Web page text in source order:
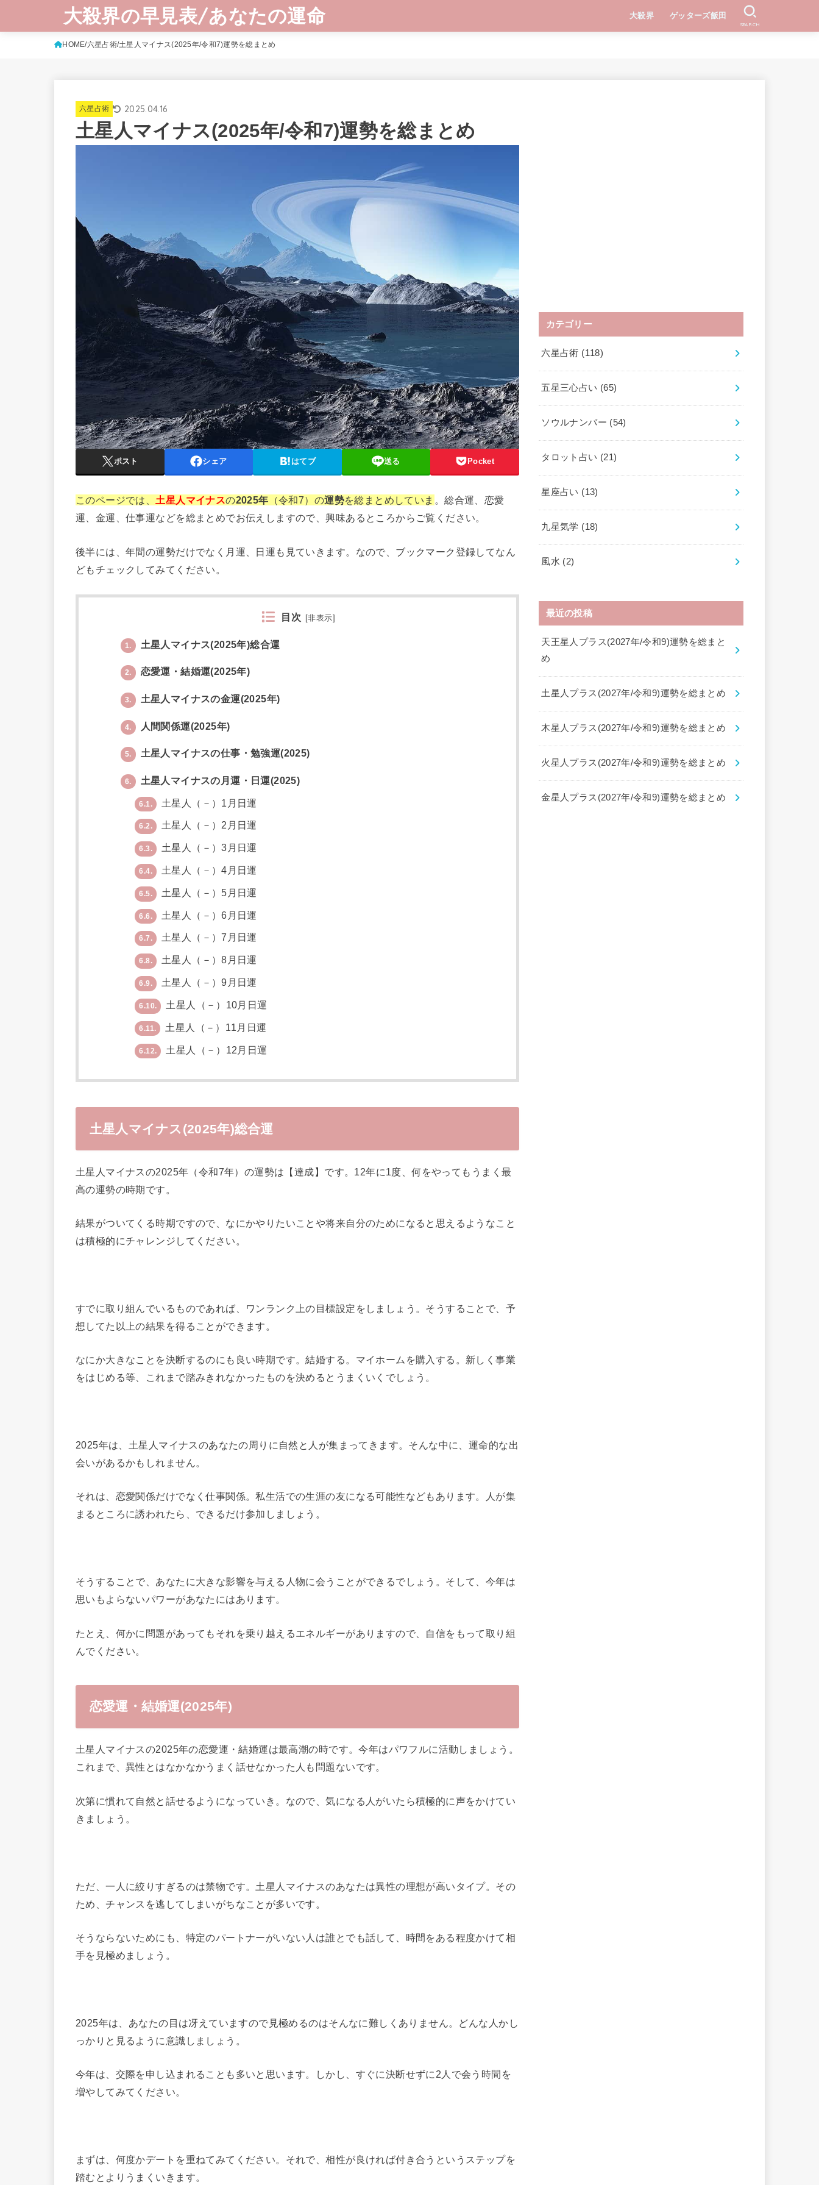
大殺界の早見表/あなたの運命 大殺界 ゲッターズ飯田
SEARCH
HOME 六星占術 土星人マイナス(2025年/令和7)運勢を総まとめ
六星占術 2025.04.16
土星人マイナス(2025年/令和7)運勢を総まとめ
ポスト シェア はてブ 送る Pocket
このページでは、 土星人マイナスの2025年 （令和7）の運勢を総まとめしていま 。総合運、恋愛
運、金運、仕事運などを総まとめでお伝えしますので、興味あるところからご覧ください。
後半には、年間の運勢だけでなく月運、日運も見ていきます。なので、ブックマーク登録してなん
どもチェックしてみてください。
目次 [非表示
1. 土星人マイナス(2025年)総合運
2. 恋愛運・結婚運(2025年)
3. 土星人マイナスの金運(2025年)
4. 人間関係運(2025年)
5. 土星人マイナスの仕事・勉強運(2025)
6. 土星人マイナスの月運・日運(2025)
6.1. 土星人（－）1月日運
6.2. 土星人（－）2月日運
6.3. 土星人（－）3月日運
6.4. 土星人（－）4月日運
6.5. 土星人（－）5月日運
6.6. 土星人（－）6月日運
6.7. 土星人（－）7月日運
6.8. 土星人（－）8月日運
6.9. 土星人（－）9月日運
6.10. 土星人（－）10月日運
6.11. 土星人（－）11月日運
6.12. 土星人（－）12月日運
土星人マイナス(2025年)総合運
土星人マイナスの2025年（令和7年）の運勢は【達成】です。12年に1度、何をやってもうまく最
高の運勢の時期です。
結果がついてくる時期ですので、なにかやりたいことや将来自分のためになると思えるようなこと
は積極的にチャレンジしてください。
すでに取り組んでいるものであれば、ワンランク上の目標設定をしましょう。そうすることで、予
想してた以上の結果を得ることができます。
なにか大きなことを決断するのにも良い時期です。結婚する。マイホームを購入する。新しく事業
をはじめる等、これまで踏みきれなかったものを決めるとうまくいくでしょう。
2025年は、土星人マイナスのあなたの周りに自然と人が集まってきます。そんな中に、運命的な出
会いがあるかもしれません。
それは、恋愛関係だけでなく仕事関係。私生活での生涯の友になる可能性などもあります。人が集
まるところに誘われたら、できるだけ参加しましょう。
そうすることで、あなたに大きな影響を与える人物に会うことができるでしょう。そして、今年は
思いもよらないパワーがあなたにはあります。
たとえ、何かに問題があってもそれを乗り越えるエネルギーがありますので、自信をもって取り組
んでください。
恋愛運・結婚運(2025年)
土星人マイナスの2025年の恋愛運・結婚運は最高潮の時です。今年はパワフルに活動しましょう。
これまで、異性とはなかなかうまく話せなかった人も問題ないです。
次第に慣れて自然と話せるようになっていき。なので、気になる人がいたら積極的に声をかけてい
きましょう。
ただ、一人に絞りすぎるのは禁物です。土星人マイナスのあなたは異性の理想が高いタイプ。その
ため、チャンスを逃してしまいがちなことが多いです。
そうならないためにも、特定のパートナーがいない人は誰とでも話して、時間をある程度かけて相
手を見極めましょう。
2025年は、あなたの目は冴えていますので見極めるのはそんなに難しくありません。どんな人かし
っかりと見るように意識しましょう。
今年は、交際を申し込まれることも多いと思います。しかし、すぐに決断せずに2人で会う時間を
増やしてみてください。
まずは、何度かデートを重ねてみてください。それで、相性が良ければ付き合うというステップを
踏むとよりうまくいきます。
カテゴリー
六星占術 (118)
五星三心占い (65)
ソウルナンバー (54)
タロット占い (21)
星座占い (13)
九星気学 (18)
風水 (2)
最近の投稿
天王星人プラス(2027年/令和9)運勢を総まと
め
土星人プラス(2027年/令和9)運勢を総まとめ
木星人プラス(2027年/令和9)運勢を総まとめ
火星人プラス(2027年/令和9)運勢を総まとめ
金星人プラス(2027年/令和9)運勢を総まとめ